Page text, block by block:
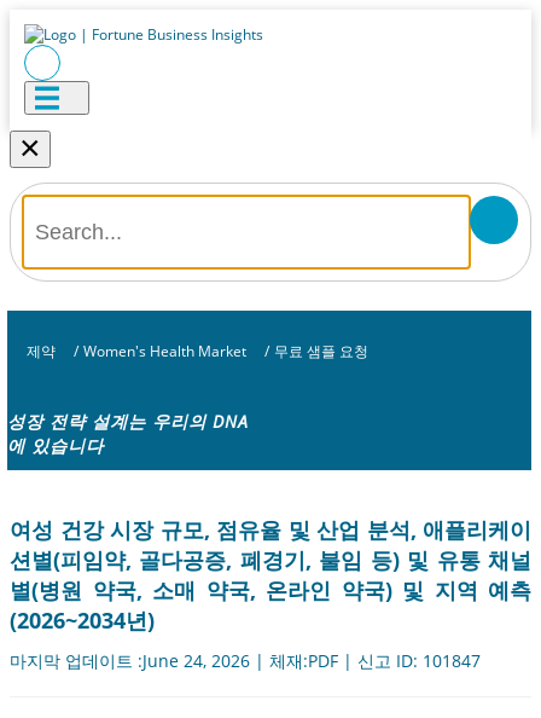
×
제약 / Women's Health Market / 무료 샘플 요청
성장 전략 설계는 우리의 DNA
에 있습니다
여성 건강 시장 규모, 점유율 및 산업 분석, 애플리케이
션별(피임약, 골다공증, 폐경기, 불임 등) 및 유통 채널
별(병원 약국, 소매 약국, 온라인 약국) 및 지역 예측
(2026~2034년)
마지막 업데이트 :June 24, 2026 | 체재:PDF | 신고 ID: 101847